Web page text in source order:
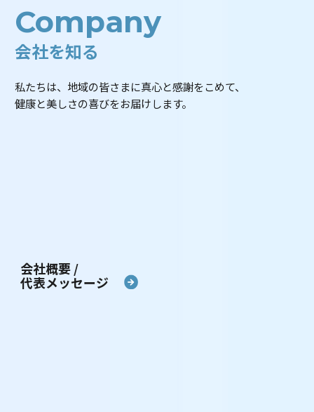
Company
会社を知る
私たちは、地域の皆さまに真心と感謝をこめて、
健康と美しさの喜びをお届けします。
会社概要 /
代表メッセージ